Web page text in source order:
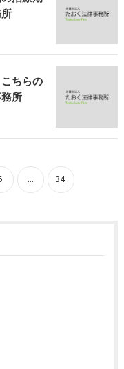
ちらの
所
... 34